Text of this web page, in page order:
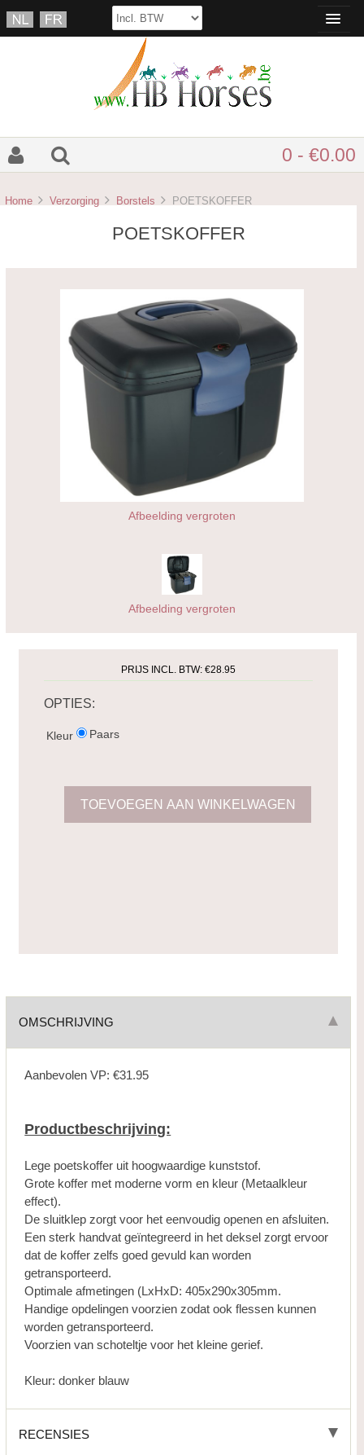
0 - €0.00
Home Verzorging Borstels POETSKOFFER
POETSKOFFER
Afbeelding vergroten
Afbeelding vergroten
PRIJS INCL. BTW:€28.95
OPTIES:
Kleur Paars
OMSCHRIJVING
Aanbevolen VP: €31.95
Productbeschrijving:
Lege poetskoffer uit hoogwaardige kunststof.
Grote koffer met moderne vorm en kleur (Metaalkleur
effect).
De sluitklep zorgt voor het eenvoudig openen en afsluiten.
Een sterk handvat geïntegreerd in het deksel zorgt ervoor
dat de koffer zelfs goed gevuld kan worden
getransporteerd.
Optimale afmetingen (LxHxD: 405x290x305mm.
Handige opdelingen voorzien zodat ook flessen kunnen
worden getransporteerd.
Voorzien van schoteltje voor het kleine gerief.
Kleur: donker blauw
RECENSIES